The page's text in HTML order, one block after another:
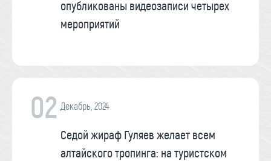
опубликованы видеозаписи четырех
мероприятий
02 Декабрь, 2024
Седой жираф Гуляев желает всем
алтайского тропинга: на туристском